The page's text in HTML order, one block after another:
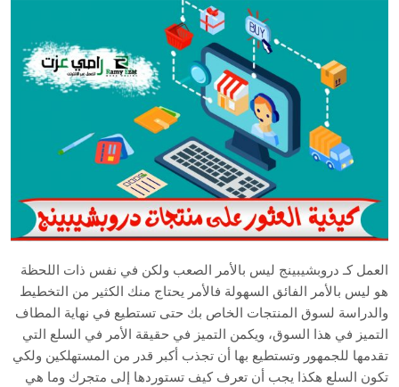
العمل كـ دروبشيبينج ليس بالأمر الصعب ولكن في نفس ذات اللحظة
هو ليس بالأمر الفائق السهولة فالأمر يحتاج منك الكثير من التخطيط
والدراسة لسوق المنتجات الخاص بك حتى تستطيع في نهاية المطاف
التميز في هذا السوق، ويكمن التميز في حقيقة الأمر في السلع التي
تقدمها للجمهور وتستطيع بها أن تجذب أكبر قدر من المستهلكين ولكي
تكون السلع هكذا يجب أن تعرف كيف تستوردها إلى متجرك وما هي